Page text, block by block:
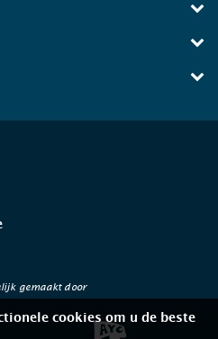
gemaakt door
cookies om u de beste